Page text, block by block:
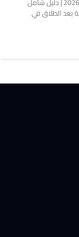
بعد الطلاق في